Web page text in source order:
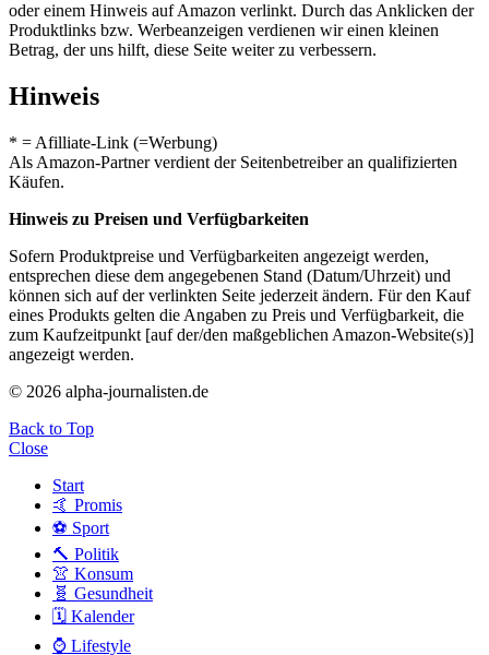
oder einem Hinweis auf Amazon verlinkt. Durch das Anklicken der
Produktlinks bzw. Werbeanzeigen verdienen wir einen kleinen
Betrag, der uns hilft, diese Seite weiter zu verbessern.
Hinweis
* = Afilliate-Link (=Werbung)
Als Amazon-Partner verdient der Seitenbetreiber an qualifizierten
Käufen.
Hinweis zu Preisen und Verfügbarkeiten
Sofern Produktpreise und Verfügbarkeiten angezeigt werden,
entsprechen diese dem angegebenen Stand (Datum/Uhrzeit) und
können sich auf der verlinkten Seite jederzeit ändern. Für den Kauf
eines Produkts gelten die Angaben zu Preis und Verfügbarkeit, die
zum Kaufzeitpunkt [auf der/den maßgeblichen Amazon-Website(s)]
angezeigt werden.
© 2026 alpha-journalisten.de
Back to Top
Close
Start
🤙 Promis
⚽️ Sport
🔨 Politik
👚 Konsum
🧬 Gesundheit
🗓 Kalender
⌚️ Lifestyle